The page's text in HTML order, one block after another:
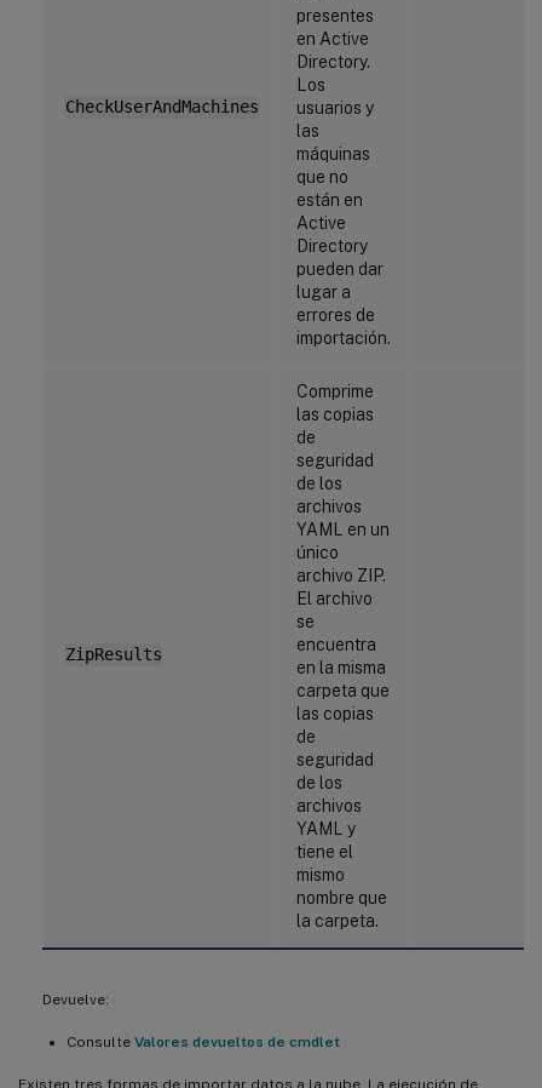
CheckUserAndMachines
presentes
en Active
Directory.
Los
usuarios y
las
máquinas
que no
están en
Active
Directory
pueden dar
lugar a
errores de
importación.
ZipResults
Comprime
las copias
de
seguridad
de los
archivos
YAML en un
único
archivo ZIP.
El archivo
se
encuentra
en la misma
carpeta que
las copias
de
seguridad
de los
archivos
YAML y
tiene el
mismo
nombre que
la carpeta.
Devuelve:
Consulte Valores devueltos de cmdlet
Existen tres formas de importar datos a la nube. La ejecución de